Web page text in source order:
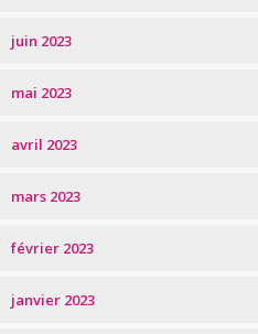
juin 2023
mai 2023
avril 2023
mars 2023
février 2023
janvier 2023